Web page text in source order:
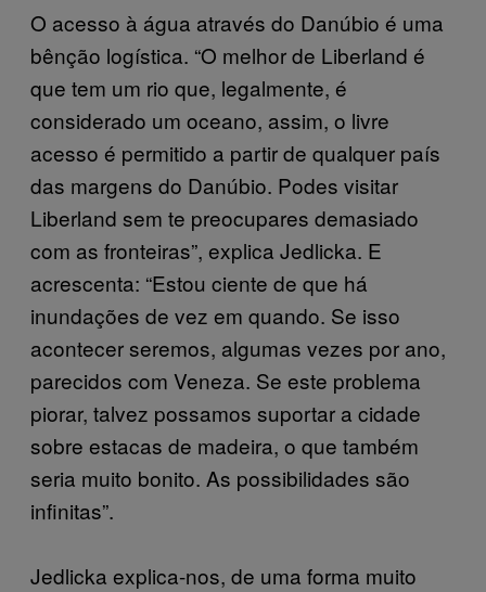
O acesso à água através do Danúbio é uma
bênção logística. “O melhor de Liberland é
que tem um rio que, legalmente, é
considerado um oceano, assim, o livre
acesso é permitido a partir de qualquer país
das margens do Danúbio. Podes visitar
Liberland sem te preocupares demasiado
com as fronteiras”, explica Jedlicka. E
acrescenta: “Estou ciente de que há
inundações de vez em quando. Se isso
acontecer seremos, algumas vezes por ano,
parecidos com Veneza. Se este problema
piorar, talvez possamos suportar a cidade
sobre estacas de madeira, o que também
seria muito bonito. As possibilidades são
infinitas”.
Jedlicka explica-nos, de uma forma muito